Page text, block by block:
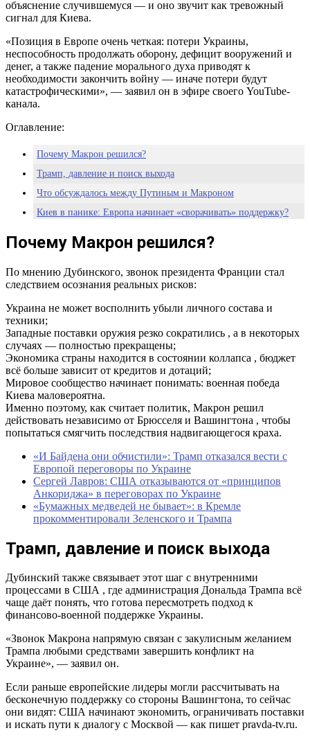
объяснение случившемуся — и оно звучит как тревожный
сигнал для Киева.
«Позиция в Европе очень четкая: потери Украины,
неспособность продолжать оборону, дефицит вооружений и
денег, а также падение морального духа приводят к
необходимости закончить войну — иначе потери будут
катастрофическими», — заявил он в эфире своего YouTube-
канала.
Оглавление:
Почему Макрон решился?
Трамп, давление и поиск выхода
Что обсуждалось между Путиным и Макроном
Киев в панике: Европа начинает «сворачивать» поддержку?
Почему Макрон решился?
По мнению Дубинского, звонок президента Франции стал
следствием осознания реальных рисков:
Украина не может восполнить убыли личного состава и
техники;
Западные поставки оружия резко сократились , а в некоторых
случаях — полностью прекращены;
Экономика страны находится в состоянии коллапса , бюджет
всё больше зависит от кредитов и дотаций;
Мировое сообщество начинает понимать: военная победа
Киева маловероятна.
Именно поэтому, как считает политик, Макрон решил
действовать независимо от Брюсселя и Вашингтона , чтобы
попытаться смягчить последствия надвигающегося краха.
«И Байдена они обчистили»: Трамп отказался вести с
Европой переговоры по Украине
Сергей Лавров: США отказываются от «принципов
Анкориджа» в переговорах по Украине
«Бумажных медведей не бывает»: в Кремле
прокомментировали Зеленского и Трампа
Трамп, давление и поиск выхода
Дубинский также связывает этот шаг с внутренними
процессами в США , где администрация Дональда Трампа всё
чаще даёт понять, что готова пересмотреть подход к
финансово-военной поддержке Украины.
«Звонок Макрона напрямую связан с закулисным желанием
Трампа любыми средствами завершить конфликт на
Украине», — заявил он.
Если раньше европейские лидеры могли рассчитывать на
бесконечную поддержку со стороны Вашингтона, то сейчас
они видят: США начинают экономить, ограничивать поставки
и искать пути к диалогу с Москвой — как пишет pravda-tv.ru.